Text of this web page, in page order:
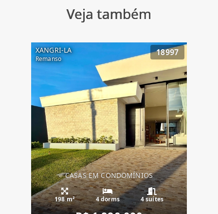
Veja também
XANGRI-LA
Remanso
18997
CASAS EM CONDOMÍNIOS
198 m² 4 dorms 4 suítes